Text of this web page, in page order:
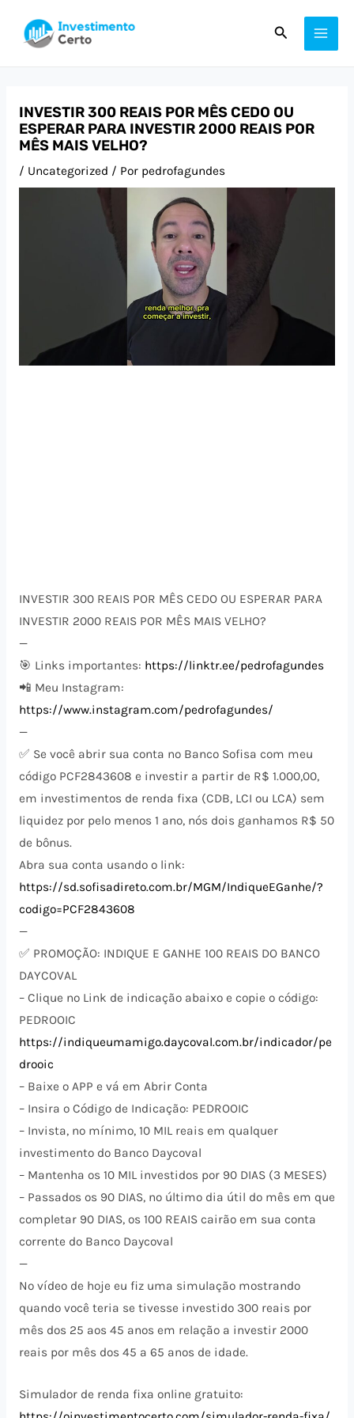
para
Pesquisar
INVESTIR 300 REAIS POR MÊS CEDO OU
ESPERAR PARA INVESTIR 2000 REAIS POR
MÊS MAIS VELHO?
/ Uncategorized / Por pedrofagundes
INVESTIR 300 REAIS POR MÊS CEDO OU ESPERAR PARA
INVESTIR 2000 REAIS POR MÊS MAIS VELHO?
—
🎯 Links importantes: https://linktr.ee/pedrofagundes
📲 Meu Instagram:
https://www.instagram.com/pedrofagundes/
—
✅ Se você abrir sua conta no Banco Sofisa com meu
código PCF2843608 e investir a partir de R$ 1.000,00,
em investimentos de renda fixa (CDB, LCI ou LCA) sem
liquidez por pelo menos 1 ano, nós dois ganhamos R$ 50
de bônus.
Abra sua conta usando o link:
https://sd.sofisadireto.com.br/MGM/IndiqueEGanhe/?
codigo=PCF2843608
—
✅ PROMOÇÃO: INDIQUE E GANHE 100 REAIS DO BANCO
DAYCOVAL
– Clique no Link de indicação abaixo e copie o código:
PEDROOIC
https://indiqueumamigo.daycoval.com.br/indicador/pe
drooic
– Baixe o APP e vá em Abrir Conta
– Insira o Código de Indicação: PEDROOIC
– Invista, no mínimo, 10 MIL reais em qualquer
investimento do Banco Daycoval
– Mantenha os 10 MIL investidos por 90 DIAS (3 MESES)
– Passados os 90 DIAS, no último dia útil do mês em que
completar 90 DIAS, os 100 REAIS cairão em sua conta
corrente do Banco Daycoval
—
No vídeo de hoje eu fiz uma simulação mostrando
quando você teria se tivesse investido 300 reais por
mês dos 25 aos 45 anos em relação a investir 2000
reais por mês dos 45 a 65 anos de idade.
Simulador de renda fixa online gratuito:
navigation